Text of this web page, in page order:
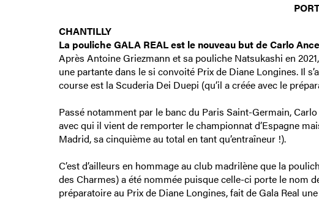
CHANTILLY
La pouliche GALA REAL est le nouveau but de Carlo
Après Antoine Griezmann et sa pouliche Natsukashi en
une partante dans le si convoité Prix de Diane Longines. Il
course est la Scuderia Dei Duepi (qu’il a créée avec le
Passé notamment par le banc du Paris Saint-Germain,
avec qui il vient de remporter le championnat d’Espagne
Madrid, sa cinquième au total en tant qu’entraîneur !).
C’est d’ailleurs en hommage au club madrilène que la
des Charmes) a été nommée puisque celle-ci porte le nom
préparatoire au Prix de Diane Longines, fait de Gala Real